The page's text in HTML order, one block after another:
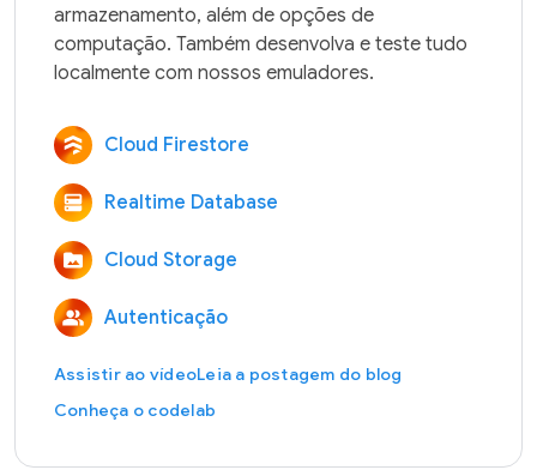
armazenamento, além de opções de
computação. Também desenvolva e teste tudo
Cloud Firestore
Realtime Database
Cloud Storage
Autenticação
Assistir ao vídeoLeia a postagem do blog
Conheça o codelab